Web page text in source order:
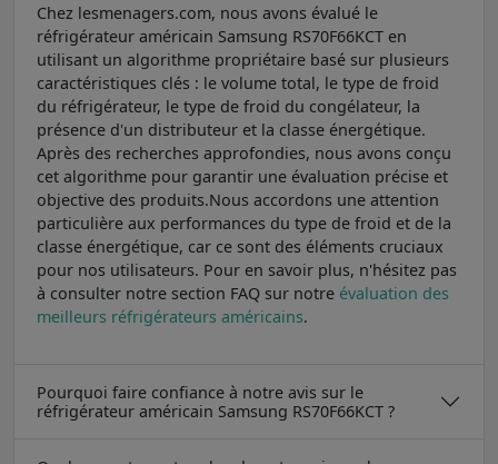
Chez lesmenagers.com, nous avons évalué le
réfrigérateur américain Samsung RS70F66KCT en
utilisant un algorithme propriétaire basé sur plusieurs
caractéristiques clés : le volume total, le type de froid
du réfrigérateur, le type de froid du congélateur, la
présence d'un distributeur et la classe énergétique.
Après des recherches approfondies, nous avons conçu
cet algorithme pour garantir une évaluation précise et
objective des produits.Nous accordons une attention
particulière aux performances du type de froid et de la
classe énergétique, car ce sont des éléments cruciaux
pour nos utilisateurs. Pour en savoir plus, n'hésitez pas
à consulter notre section FAQ sur notre évaluation des
meilleurs réfrigérateurs américains.
Pourquoi faire confiance à notre avis sur le
réfrigérateur américain Samsung RS70F66KCT ?